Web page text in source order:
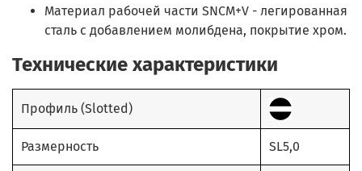
Материал рабочей части SNCM+V - легированная
сталь с добавлением молибдена, покрытие хром.
Технические характеристики
Профиль (Slotted)
Размерность SL5,0